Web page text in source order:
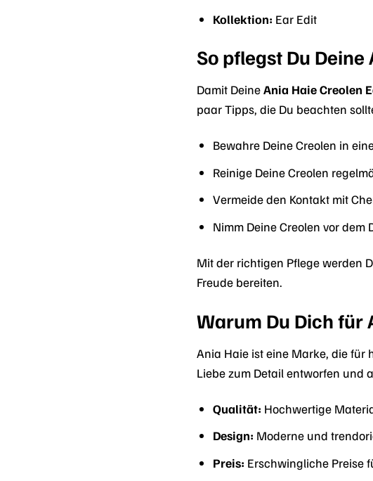
Kollektion: Ear Edit
So pflegst Du
Damit DeineAnia Haie Creolen
paar Tipps, die Du beachten
Bewahre Deine Creolen in
Reinige Deine Creolen
Vermeide den Kontakt mit
Nimm Deine Creolen vor
Mit der richtigen Pflege werden
Freude bereiten.
Warum Du Dich für
Ania Haie ist eine Marke, die für
Liebe zum Detail entworfen und
Qualität: Hochwertige
Design: Moderne und
Preis: Erschwingliche Preise